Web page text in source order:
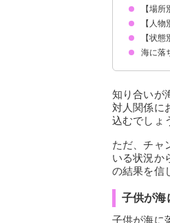
海に
海に
車で
自転
飛行
海に
海に
海に
バイ
【場
高い
空か
船か
橋か
崖か
【人
家族
他人
知り
子供
好き
苦手
【状
暗い
綺麗
エメ
荒れ
汚い
海に落
知り合いが
対人関係に
込むでしょ
ただ、チャ
いる状況か
の結果を信
子供が海
子供が海に